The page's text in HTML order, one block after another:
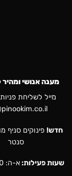
מענה אנושי
מייל לשליחת
חדש! פינוקים סניף
סנטר
שעות פעילות:א-ה: 9:00-21:00